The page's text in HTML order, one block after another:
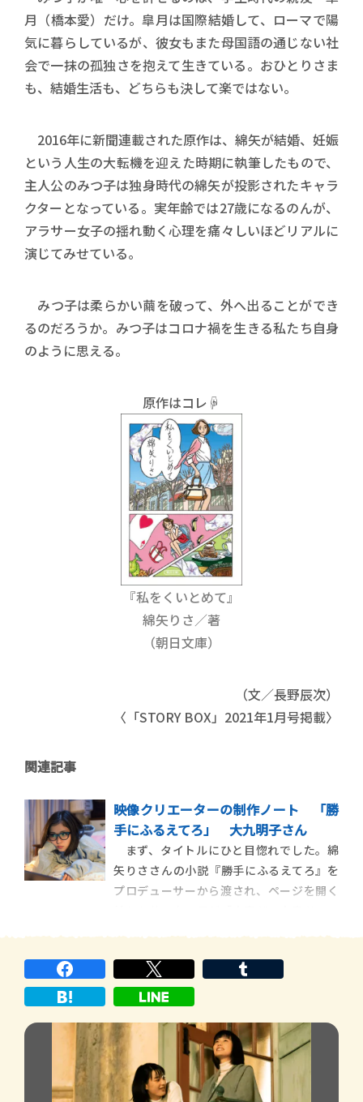
月（橋本愛）だけ。皐月は国際結婚して、ローマで陽
気に暮らしているが、彼女もまた母国語の通じない社
会で一抹の孤独さを抱えて生きている。おひとりさま
も、結婚生活も、どちらも決して楽ではない。
2016年に新聞連載された原作は、綿矢が結婚、妊娠
という人生の大転機を迎えた時期に執筆したもので、
主人公のみつ子は独身時代の綿矢が投影されたキャラ
クターとなっている。実年齢では27歳になるのんが、
アラサー女子の揺れ動く心理を痛々しいほどリアルに
演じてみせている。
みつ子は柔らかい繭を破って、外へ出ることができ
るのだろうか。みつ子はコロナ禍を生きる私たち自身
のように思える。
原作はコレ☟
『私をくいとめて』
綿矢りさ／著
（朝日文庫）
（文／長野辰次）
〈「STORY BOX」2021年1月号掲載〉
関連記事
映像クリエーターの制作ノート 「勝
手にふるえてろ」 大九明子さん
まず、タイトルにひと目惚れでした。綿
矢りささんの小説『勝手にふるえてろ』を
プロデューサーから渡され、ページを開く
していたこともあり、他人事じゃない作品
だなと直感しました。 実際に読 […]